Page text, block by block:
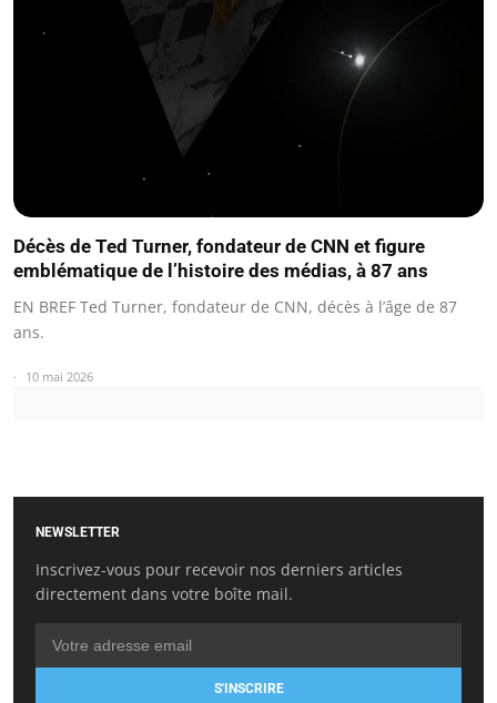
Décès de Ted Turner, fondateur de CNN et figure
emblématique de l’histoire des médias, à 87 ans
EN BREF Ted Turner, fondateur de CNN, décès à l’âge de 87
ans.
10 mai 2026
NEWSLETTER
Inscrivez-vous pour recevoir nos derniers articles
directement dans votre boîte mail.
S'INSCRIRE